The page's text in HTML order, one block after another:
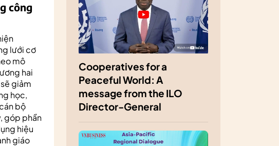
công
lưới cơ
mô
hai
giảm
học,
bộ
góp phần
hiệu
giáo
Cooperatives for a
Peaceful World: A
message from the ILO
Director-General